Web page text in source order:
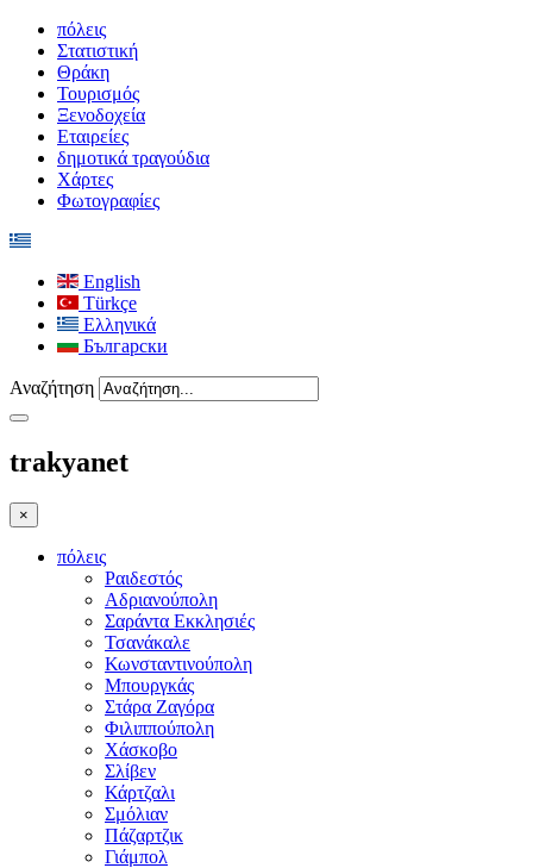
πόλεις
Στατιστική
Θράκη
Τουρισμός
Ξενοδοχεία
Εταιρείες
δημοτικά τραγούδια
Χάρτες
Φωτογραφίες
English
Türkçe
Ελληνικά
Български
Αναζήτηση
trakyanet
×
πόλεις
Ραιδεστός
Αδριανούπολη
Σαράντα Εκκλησιές
Τσανάκαλε
Κωνσταντινούπολη
Μπουργκάς
Στάρα Ζαγόρα
Φιλιππούπολη
Χάσκοβο
Σλίβεν
Κάρτζαλι
Σμόλιαν
Πάζαρτζικ
Γιάμπολ